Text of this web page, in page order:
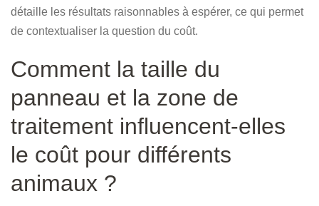
détaille les résultats raisonnables à espérer, ce qui permet
de contextualiser la question du coût.
Comment la taille du
panneau et la zone de
traitement influencent-elles
le coût pour différents
animaux ?